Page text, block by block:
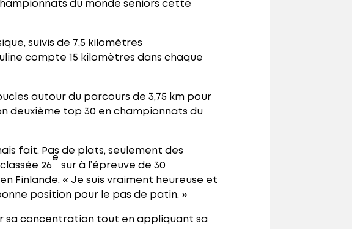
du monde seniors cette
suivis de 7,5 kilomètres
compte 15 kilomètres dans chaque
autour du parcours de 3,75 km pour
deuxième top 30 en championnats du
fait. Pas de plats, seulement des
26
e
sur à l’épreuve de 30
Finlande. « Je suis vraiment heureuse et
position pour le pas de patin. »
sa concentration tout en appliquant sa